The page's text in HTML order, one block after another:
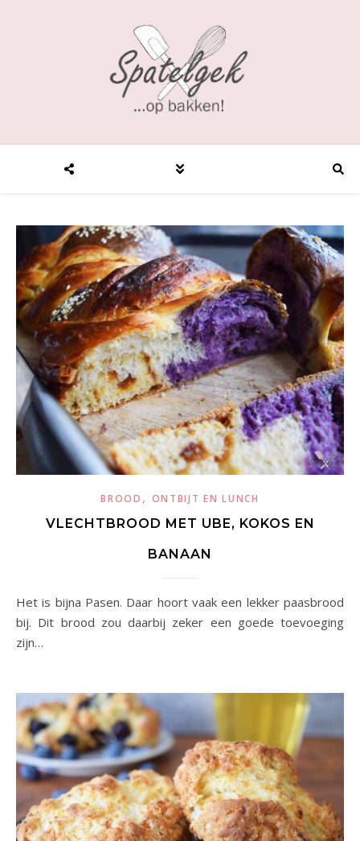
BROOD , ONTBIJT EN LUNCH
VLECHTBROOD MET UBE, KOKOS EN
BANAAN
Het is bijna Pasen. Daar hoort vaak een lekker paasbrood
bij. Dit brood zou daarbij zeker een goede toevoeging
zijn…